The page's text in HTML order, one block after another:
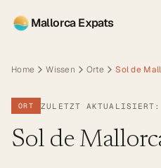
Mallorca Expats
Home Wissen Orte Sol de
ORT ZULETZT
Sol de